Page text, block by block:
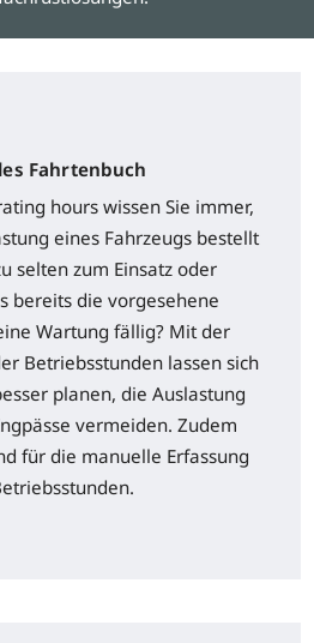
Fahrtenbuch
hours wissen Sie immer,
eines Fahrzeugs bestellt
selten zum Einsatz oder
bereits die vorgesehene
Wartung fällig? Mit der
Betriebsstunden lassen sich
planen, die Auslastung
vermeiden. Zudem
für die manuelle Erfassung